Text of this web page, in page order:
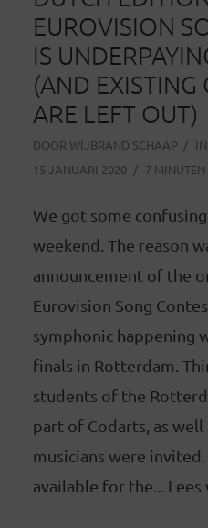
EUROVISION
IS
(AND EXISTING
ARE LEFT OUT)
DOOR WIJBRAND SCHAAP IN
15 JANUARI 2020
7 MINUTEN
We got some
weekend. The reason
announcement of the
Eurovision Song
symphonic happening
finals in Rotterdam.
students of the
part of Codarts, as
musicians were invited.
available for the... Lees